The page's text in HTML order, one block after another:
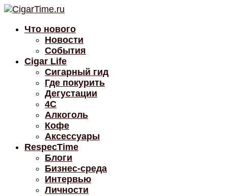
Что нового
Новости
События
Cigar Life
Сигарный гид
Где покурить
Дегустации
4C
Алкоголь
Кофе
Аксессуары
RespecTime
Блоги
Бизнес-среда
Интервью
Личности